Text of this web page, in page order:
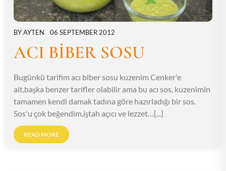
BYAYTEN 06 SEPTEMBER 2012
ACI BİBER SOSU
Bugünkü tarifim acı biber sosu kuzenim Cenker'e
ait,başka benzer tarifler olabilir ama bu acı sos, kuzenimin
tamamen kendi damak tadına göre hazırladığı bir sos.
Sos'u çok beğendim,iştah açıcı ve lezzet…[...]
READ MORE